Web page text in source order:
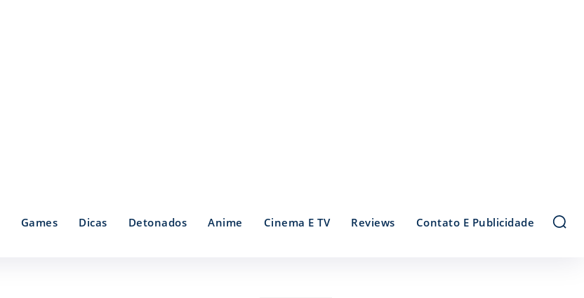
Games Dicas Detonados Anime Cinema E TV Reviews Contato E Publicidade